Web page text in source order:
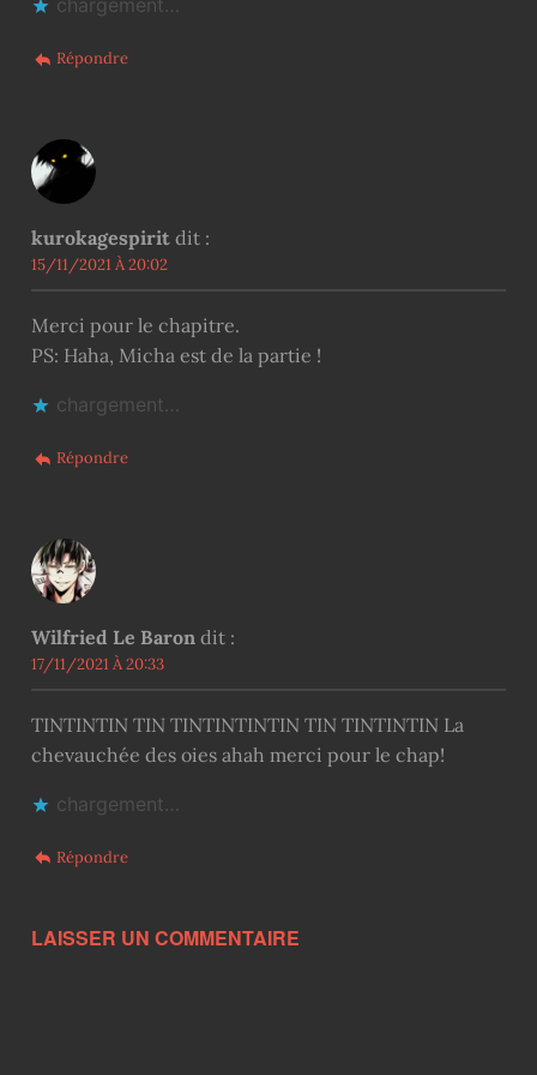
chargement…
Répondre
kurokagespirit dit :
15/11/2021 À 20:02
Merci pour le chapitre.
PS: Haha, Micha est de la partie !
chargement…
Répondre
Wilfried Le Baron dit :
17/11/2021 À 20:33
TINTINTIN TIN TINTINTINTIN TIN TINTINTIN La
chevauchée des oies ahah merci pour le chap!
chargement…
Répondre
LAISSER UN COMMENTAIRE